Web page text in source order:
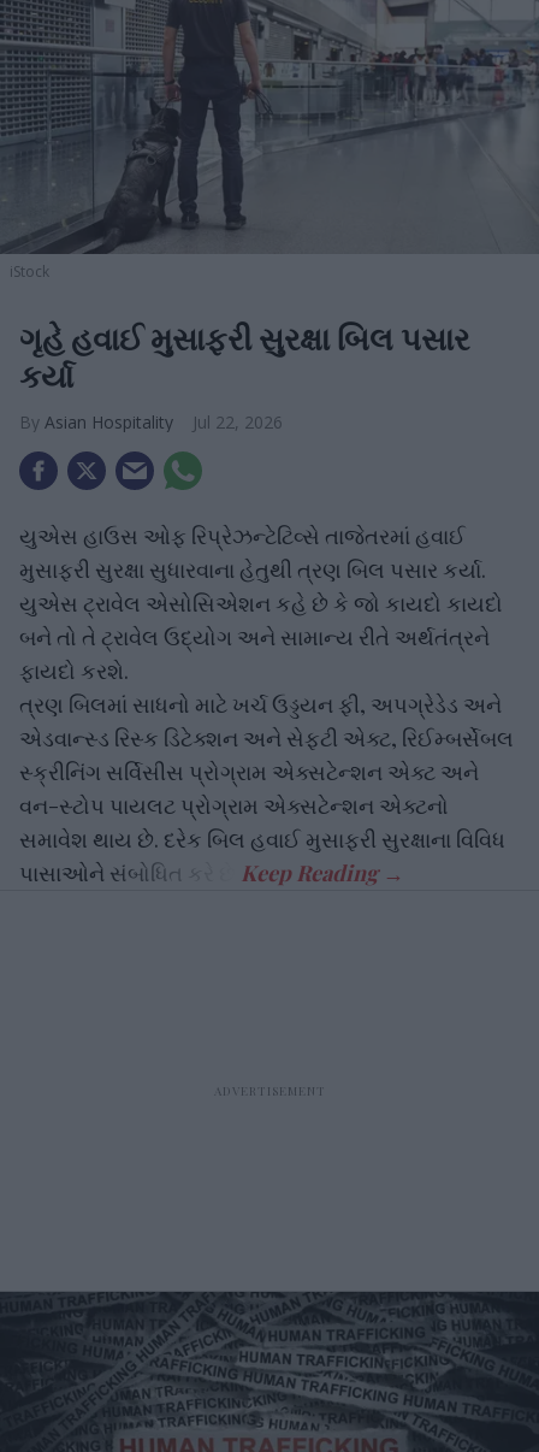
iStock
ગૃહે હવાઈ મુસાફરી સુરક્ષા બિલ પસાર
કર્યા
Asian Hospitality Jul 22, 2026
યુએસ હાઉસ ઓફ રિપ્રેઝન્ટેટિવ્સે તાજેતરમાં હવાઈ
મુસાફરી સુરક્ષા સુધારવાના હેતુથી ત્રણ બિલ પસાર કર્યા.
યુએસ ટ્રાવેલ એસોસિએશન કહે છે કે જો કાયદો કાયદો
બને તો તે ટ્રાવેલ ઉદ્યોગ અને સામાન્ય રીતે અર્થતંત્રને
ફાયદો કરશે.
ત્રણ બિલમાં સાધનો માટે ખર્ચ ઉડ્ડયન ફી, અપગ્રેડેડ અને
એડવાન્સ્ડ રિસ્ક ડિટેક્શન અને સેફ્ટી એક્ટ, રિઈમ્બર્સેબલ
સ્ક્રીનિંગ સર્વિસીસ પ્રોગ્રામ એક્સટેન્શન એક્ટ અને
વન-સ્ટોપ પાયલટ પ્રોગ્રામ એક્સટેન્શન એક્ટનો
સમાવેશ થાય છે. દરેક બિલ હવાઈ મુસાફરી સુરક્ષાના વિવિધ
પાસાઓને સંબોધિત કરે છે.